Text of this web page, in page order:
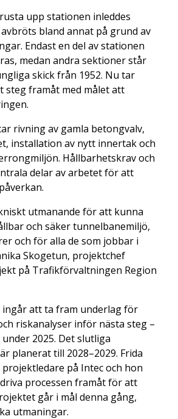
upp stationen inleddes
bland annat på grund av
Endast en del av stationen
medan andra sektioner står
skick från 1952. Nu tar
steg framåt med målet att
rivning av gamla betongvalv,
installation av nytt innertak och
Hållbarhetskrav och
delar av arbetet för att
utmanande för att kunna
och säker tunnelbanemiljö,
och för alla de som jobbar i
Skogetun, projektchef
på Trafikförvaltningen Region
ingår att ta fram underlag för
riskanalyser inför nästa steg –
2025. Det slutliga
planerat till 2028–2029. Frida
på Intec och hon
processen framåt för att
går i mål denna gång,
utmaningar.